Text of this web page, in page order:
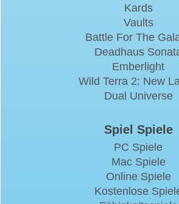
Kards
Vaults
Battle For The
Deadhaus
Emberlight
Wild Terra 2: New
Dual Universe
Spiel Spiele
PC Spiele
Mac Spiele
Online Spiele
Kostenlose